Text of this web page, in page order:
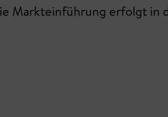
Markteinführung erfolgt in